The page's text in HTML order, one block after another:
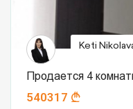
Keti
Продается 4
540317